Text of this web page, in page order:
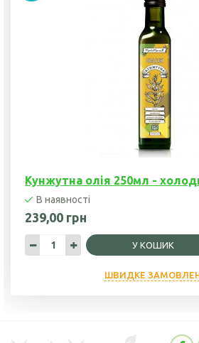
Кунжутна олія 250мл -
В наявності
239,00 грн
У КОШИК
ШВИДКЕ